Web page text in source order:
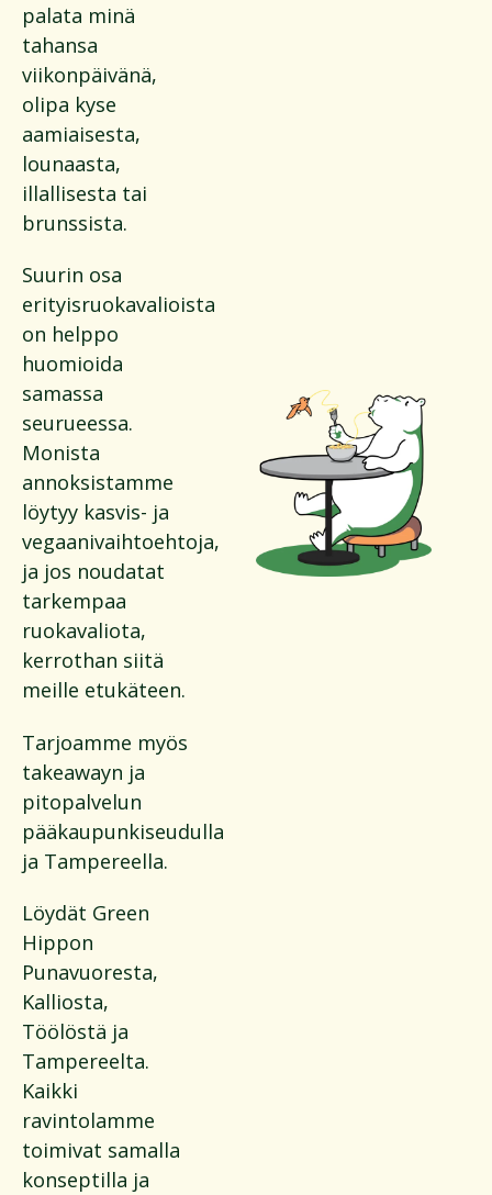
palata minä
tahansa
viikonpäivänä,
olipa kyse
aamiaisesta,
lounaasta,
illallisesta tai
brunssista.
Suurin osa
erityisruokavalioista
on helppo
huomioida
samassa
seurueessa.
Monista
annoksistamme
löytyy kasvis- ja
vegaanivaihtoehtoja,
ja jos noudatat
tarkempaa
ruokavaliota,
kerrothan siitä
meille etukäteen.
Tarjoamme myös
takeawayn ja
pitopalvelun
pääkaupunkiseudulla
ja Tampereella.
Löydät Green
Hippon
Punavuoresta,
Kalliosta,
Töölöstä ja
Tampereelta.
Kaikki
ravintolamme
toimivat samalla
konseptilla ja